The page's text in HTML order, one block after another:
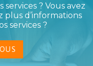
? Vous avez
plus d’informations
services ?